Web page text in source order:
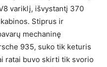
variklį, išvystantį 370
Stiprus ir
mechaninę
935, suko tik keturis
ratai buvo skirti tik svorio